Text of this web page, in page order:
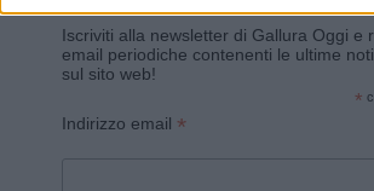
Iscriviti alla newsletter di Gallura Oggi e
email periodiche contenenti le ultime
sul sito web!
*
Indirizzo email *